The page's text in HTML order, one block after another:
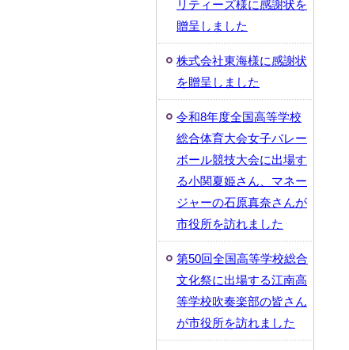
リティーズ様に感謝状を
贈呈しました
株式会社東海様に感謝状
を贈呈しました
令和8年度全国高等学校
総合体育大会女子バレー
ボール競技大会に出場す
る小関夏姫さん、マネー
ジャーの石原真奈さんが
市役所を訪れました
第50回全国高等学校総合
文化祭に出場する江南高
等学校吹奏楽部の皆さん
が市役所を訪れました